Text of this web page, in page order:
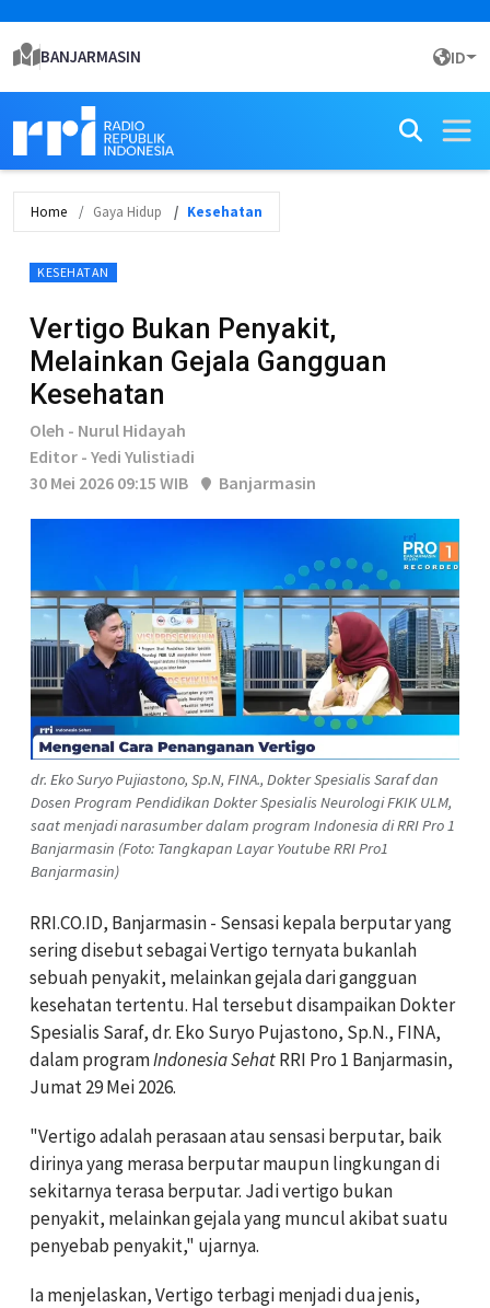
BANJARMASIN ID
Home Gaya Hidup Kesehatan
KESEHATAN
Vertigo Bukan Penyakit,
Melainkan Gejala Gangguan
Kesehatan
Oleh - Nurul Hidayah
Editor - Yedi Yulistiadi
30 Mei 2026 09:15 WIB
Banjarmasin
dr. Eko Suryo Pujiastono, Sp.N, FINA., Dokter Spesialis Saraf dan
Dosen Program Pendidikan Dokter Spesialis Neurologi FKIK ULM,
saat menjadi narasumber dalam program Indonesia di RRI Pro 1
Banjarmasin (Foto: Tangkapan Layar Youtube RRI Pro1
Banjarmasin)
RRI.CO.ID, Banjarmasin - Sensasi kepala berputar yang
sering disebut sebagai Vertigo ternyata bukanlah
sebuah penyakit, melainkan gejala dari gangguan
kesehatan tertentu. Hal tersebut disampaikan Dokter
Spesialis Saraf, dr. Eko Suryo Pujastono, Sp.N., FINA,
dalam programIndonesia SehatRRI Pro 1 Banjarmasin,
Jumat 29 Mei 2026.
"Vertigo adalah perasaan atau sensasi berputar, baik
dirinya yang merasa berputar maupun lingkungan di
sekitarnya terasa berputar. Jadi vertigo bukan
penyakit, melainkan gejala yang muncul akibat suatu
penyebab penyakit," ujarnya.
Ia menjelaskan, Vertigo terbagi menjadi dua jenis,